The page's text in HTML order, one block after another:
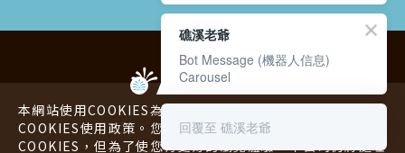
本網站使用COOKIES為您提供更好的用戶體驗，請您詳閱
COOKIES使用政策。您可以同意或拒絕本公司蒐集您的
COOKIES，但為了使您有更好的瀏覽體驗，本公司仍將處理
礁溪老爺
Bot Message (機器人信息)
Carousel
回覆至 礁溪老爺